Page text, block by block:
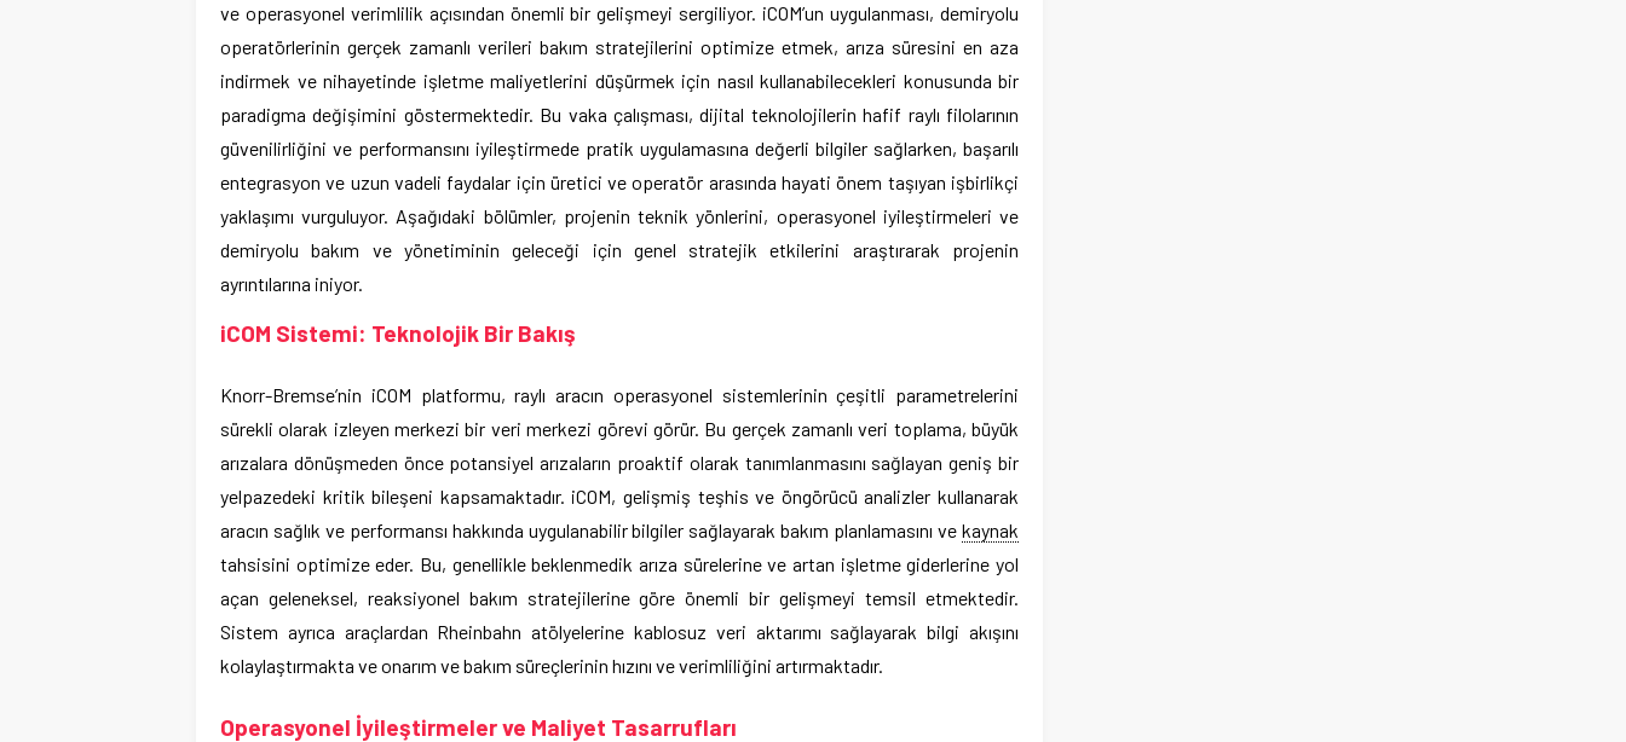
ve operasyonel verimlilik açısından önemli bir gelişmeyi sergiliyor. iCOM’un uygulanması, demiryolu
operatörlerinin gerçek zamanlı verileri bakım stratejilerini optimize etmek, arıza süresini en aza
indirmek ve nihayetinde işletme maliyetlerini düşürmek için nasıl kullanabilecekleri konusunda bir
paradigma değişimini göstermektedir. Bu vaka çalışması, dijital teknolojilerin hafif raylı filolarının
güvenilirliğini ve performansını iyileştirmede pratik uygulamasına değerli bilgiler sağlarken, başarılı
entegrasyon ve uzun vadeli faydalar için üretici ve operatör arasında hayati önem taşıyan işbirlikçi
yaklaşımı vurguluyor. Aşağıdaki bölümler, projenin teknik yönlerini, operasyonel iyileştirmeleri ve
demiryolu bakım ve yönetiminin geleceği için genel stratejik etkilerini araştırarak projenin
ayrıntılarına iniyor.
iCOM Sistemi: Teknolojik Bir Bakış
Knorr-Bremse’nin iCOM platformu, raylı aracın operasyonel sistemlerinin çeşitli parametrelerini
sürekli olarak izleyen merkezi bir veri merkezi görevi görür. Bu gerçek zamanlı veri toplama, büyük
arızalara dönüşmeden önce potansiyel arızaların proaktif olarak tanımlanmasını sağlayan geniş bir
yelpazedeki kritik bileşeni kapsamaktadır. iCOM, gelişmiş teşhis ve öngörücü analizler kullanarak
aracın sağlık ve performansı hakkında uygulanabilir bilgiler sağlayarak bakım planlamasını ve kaynak
tahsisini optimize eder. Bu, genellikle beklenmedik arıza sürelerine ve artan işletme giderlerine yol
açan geleneksel, reaksiyonel bakım stratejilerine göre önemli bir gelişmeyi temsil etmektedir.
Sistem ayrıca araçlardan Rheinbahn atölyelerine kablosuz veri aktarımı sağlayarak bilgi akışını
kolaylaştırmakta ve onarım ve bakım süreçlerinin hızını ve verimliliğini artırmaktadır.
Operasyonel İyileştirmeler ve Maliyet Tasarrufları